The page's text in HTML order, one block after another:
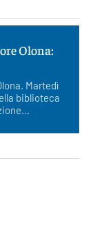
Olona:
Martedì
biblioteca